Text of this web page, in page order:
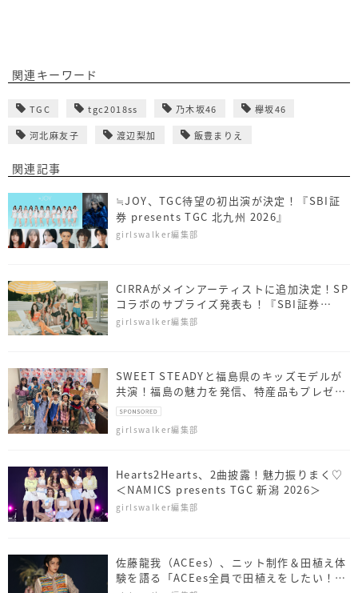
関連キーワード
TGC tgc2018ss 乃木坂46 欅坂46
河北麻友子 渡辺梨加 飯豊まりえ
関連記事
≒JOY、TGC待望の初出演が決定！『SBI証
券 presents TGC 北九州 2026』
girlswalker編集部
CIRRAがメインアーティストに追加決定！SP
コラボのサプライズ発表も！『SBI証券
presents TGC 北九州 2026』
girlswalker編集部
SWEET STEADYと福島県のキッズモデルが
共演！福島の魅力を発信、特産品もプレゼン
ト
girlswalker編集部
Hearts2Hearts、2曲披露！魅力振りまく♡
＜NAMICS presents TGC 新潟 2026＞
girlswalker編集部
佐藤⿓我（ACEes）、ニット制作＆田植え体
験を語る「ACEes全員で田植えをしたい！」